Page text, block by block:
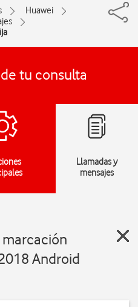
Huawei
tu consulta
Llamadas y
mensajes
Android